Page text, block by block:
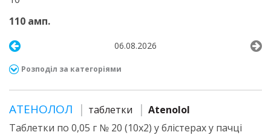
110 амп.
06.08.2026
Розподіл за категоріями
АТЕНОЛОЛ таблетки
Atenolol
Таблетки по 0,05 г № 20 (10х2) у блістерах у пачці